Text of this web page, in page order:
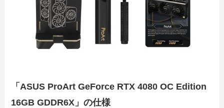
「ASUS ProArt GeForce RTX 4080 OC Edition
16GB GDDR6X」の仕様